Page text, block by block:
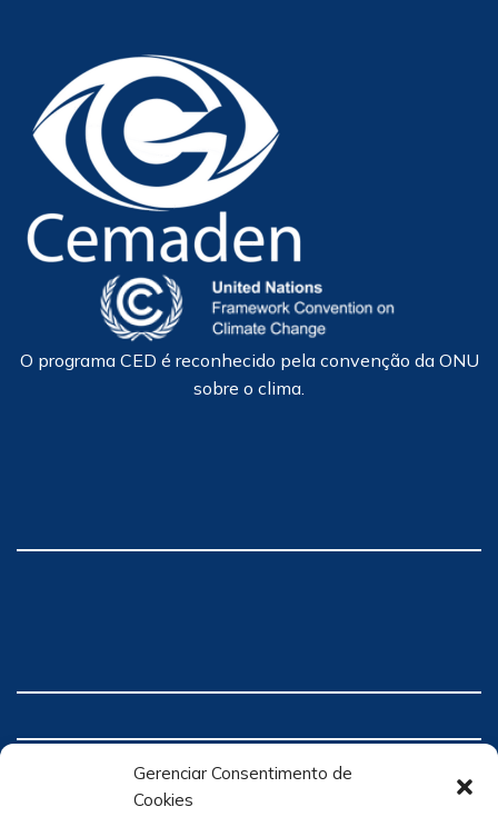
Gerenciar Consentimento de
Cookies
O programa CED é reconhecido pela convenção da ONU
sobre o clima.